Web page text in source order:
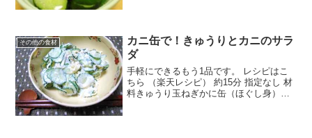
その他の食材
カニ缶で！きゅうりとカニのサラ
ダ
手軽にできるもう1品です。 レシピはこ
ちら （楽天レシピ） 約15分 指定なし 材
料きゅうり玉ねぎかに缶（ほぐし身）マ